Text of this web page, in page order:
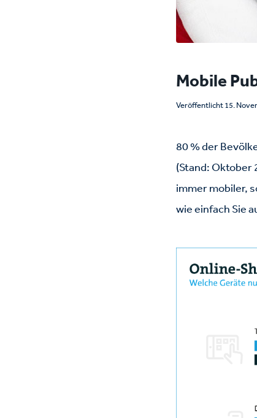
Mobile
Veröffentlicht 15.
80 % der
(Stand: Oktober
immer mobiler,
wie einfach Sie